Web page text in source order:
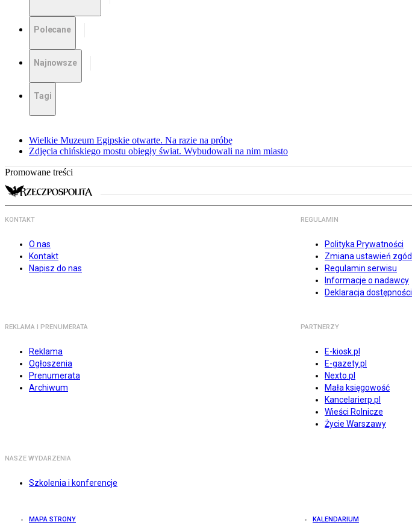
Polecane
Najnowsze
Tagi
Wielkie Muzeum Egipskie otwarte. Na razie na próbę
Zdjęcia chińskiego mostu obiegły świat. Wybudowali na nim miasto
Promowane treści
KONTAKT
O nas
Kontakt
Napisz do nas
REGULAMIN
Polityka Prywatności
Zmiana ustawień zgód
Regulamin serwisu
Informacje o nadawcy
Deklaracja dostępności
REKLAMA I PRENUMERATA
Reklama
Ogłoszenia
Prenumerata
Archiwum
PARTNERZY
E-kiosk.pl
E-gazety.pl
Nexto.pl
Mała księgowość
Kancelarierp.pl
Wieści Rolnicze
Życie Warszawy
NASZE WYDARZENIA
Szkolenia i konferencje
MAPA STRONY KALENDARIUM